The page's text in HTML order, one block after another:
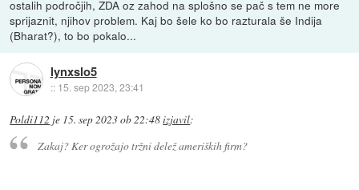
ostalih področjih, ZDA oz zahod na splošno se pač s tem ne more
sprijaznit, njihov problem. Kaj bo šele ko bo razturala še Indija
(Bharat?), to bo pokalo...
lynxslo5
:: 15. sep 2023, 23:41
Poldi112 je 15. sep 2023 ob 22:48izjavil:
Zakaj? Ker ogrožajo tržni delež ameriških firm?